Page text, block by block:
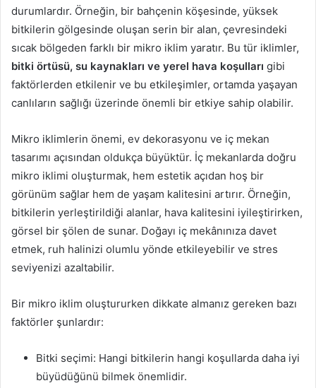
durumlardır. Örneğin, bir bahçenin köşesinde, yüksek
bitkilerin gölgesinde oluşan serin bir alan, çevresindeki
sıcak bölgeden farklı bir mikro iklim yaratır. Bu tür iklimler,
bitki örtüsü, su kaynakları ve yerel hava koşulları gibi
faktörlerden etkilenir ve bu etkileşimler, ortamda yaşayan
canlıların sağlığı üzerinde önemli bir etkiye sahip olabilir.
Mikro iklimlerin önemi, ev dekorasyonu ve iç mekan
tasarımı açısından oldukça büyüktür. İç mekanlarda doğru
mikro iklimi oluşturmak, hem estetik açıdan hoş bir
görünüm sağlar hem de yaşam kalitesini artırır. Örneğin,
bitkilerin yerleştirildiği alanlar, hava kalitesini iyileştirirken,
görsel bir şölen de sunar. Doğayı iç mekânınıza davet
etmek, ruh halinizi olumlu yönde etkileyebilir ve stres
seviyenizi azaltabilir.
Bir mikro iklim oluştururken dikkate almanız gereken bazı
faktörler şunlardır:
Bitki seçimi: Hangi bitkilerin hangi koşullarda daha iyi
büyüdüğünü bilmek önemlidir.